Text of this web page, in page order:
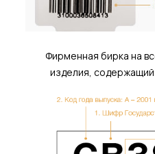
Фирменная бирка на
изделия,